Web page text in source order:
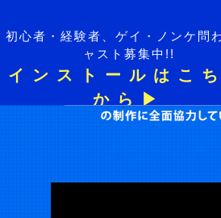
初心者・経験者、ゲイ・ノンケ問
ャスト募集中!!
インストールはこ
から▶︎